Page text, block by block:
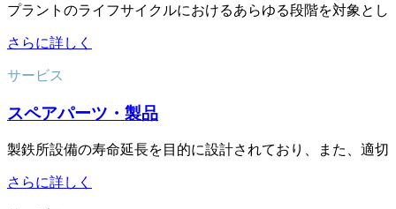
プラントのライフサイクルにおけるあらゆる段階を対象と
さらに詳しく
サービス
スペアパーツ・製品
製鉄所設備の寿命延長を目的に設計されており、また、適
さらに詳しく